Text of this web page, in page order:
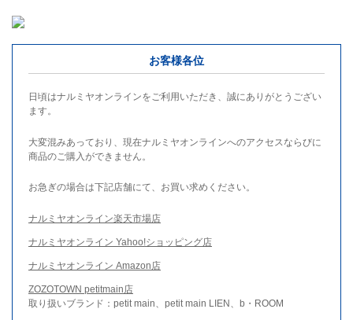
お客様各位
日頃はナルミヤオンラインをご利用いただき、誠にありがとうござい
ます。
大変混みあっており、現在ナルミヤオンラインへのアクセスならびに
商品のご購入ができません。
お急ぎの場合は下記店舗にて、お買い求めください。
ナルミヤオンライン楽天市場店
ナルミヤオンライン Yahoo!ショッピング店
ナルミヤオンライン Amazon店
ZOZOTOWN petitmain店
取り扱いブランド：petit main、petit main LIEN、b・ROOM